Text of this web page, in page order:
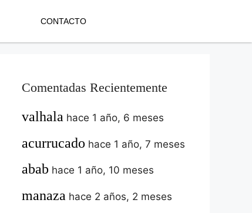
CONTACTO
Comentadas Recientemente
valhala hace 1 año, 6 meses
acurrucado hace 1 año, 7 meses
abab hace 1 año, 10 meses
manaza hace 2 años, 2 meses